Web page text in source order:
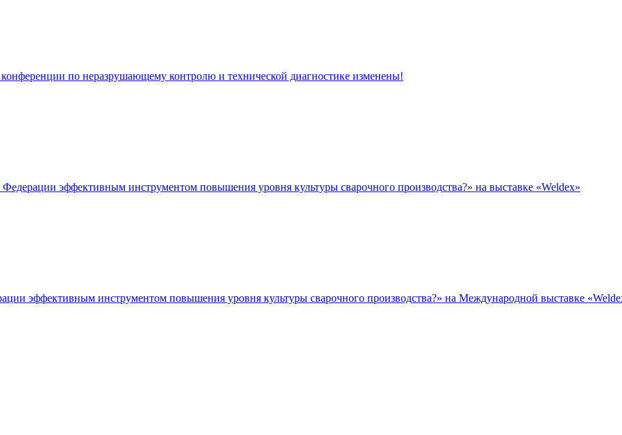
по неразрушающему контролю и технической диагностике изменены!
эффективным инструментом повышения уровня культуры сварочного производства?» на выставке «Weldex»
эффективным инструментом повышения уровня культуры сварочного производства?» на Международной выставке